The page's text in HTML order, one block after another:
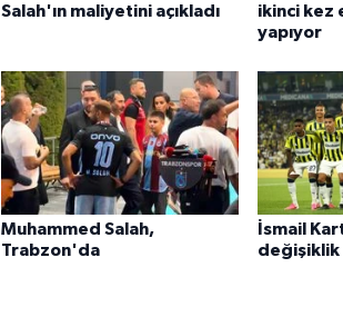
Salah'ın maliyetini açıkladı
ikinci kez
yapıyor
Muhammed Salah,
Trabzon'da
İsmail
değişiklik